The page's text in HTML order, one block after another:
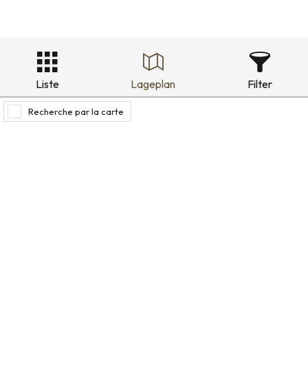
Liste Lageplan Filter
Recherche par la carte